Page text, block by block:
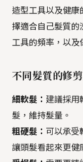
造型工具以及健
擇適合自己髮質的
工具的頻率，以及
不同髮質的修
細軟髮： 建議採用
髮，維持髮量。
粗硬髮： 可以承受
讓頭髮看起來更健